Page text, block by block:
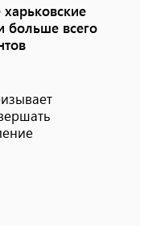
больше всего